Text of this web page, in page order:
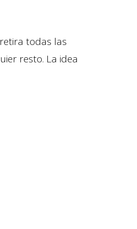
todas las
resto. La idea